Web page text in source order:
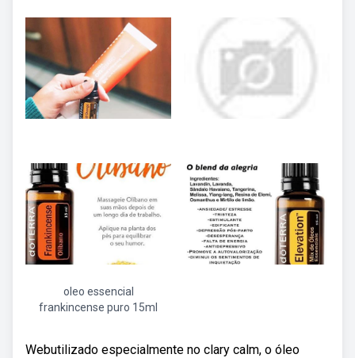
oleo essencial
frankincense puro 15ml
Webutilizado especialmente no clary calm, o óleo